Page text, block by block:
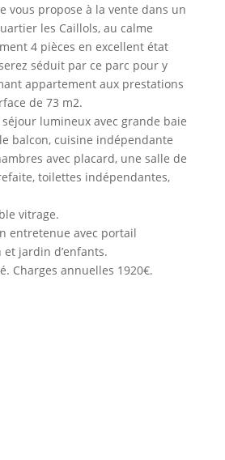
vous propose à la vente dans un
les Caillols, au calme
4 pièces en excellent état
séduit par ce parc pour y
appartement aux prestations
de 73 m2.
séjour lumineux avec grande baie
balcon, cuisine indépendante
avec placard, une salle de
toilettes indépendantes,
vitrage.
entretenue avec portail
jardin d’enfants.
Charges annuelles 1920€.